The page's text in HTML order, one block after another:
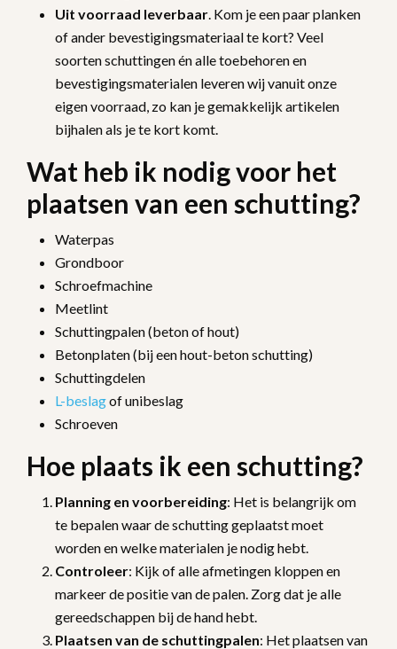
Uit voorraad leverbaar . Kom je een paar planken
of ander bevestigingsmateriaal te kort? Veel
soorten schuttingen én alle toebehoren en
bevestigingsmaterialen leveren wij vanuit onze
eigen voorraad, zo kan je gemakkelijk artikelen
bijhalen als je te kort komt.
Wat heb ik nodig voor het
plaatsen van een schutting?
Waterpas
Grondboor
Schroefmachine
Meetlint
Schuttingpalen (beton of hout)
Betonplaten (bij een hout-beton schutting)
Schuttingdelen
L-beslagof unibeslag
Schroeven
Hoe plaats ik een schutting?
Planning en voorbereiding: Het is belangrijk om
te bepalen waar de schutting geplaatst moet
worden en welke materialen je nodig hebt.
Controleer: Kijk of alle afmetingen kloppen en
markeer de positie van de palen. Zorg dat je alle
gereedschappen bij de hand hebt.
Plaatsen van de schuttingpalen: Het plaatsen van